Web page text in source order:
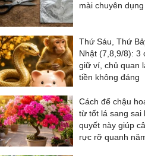
mài chuyên dụng
Thứ Sáu, Thứ
Nhật (7,8,9/8): 3
giữ ví, chủ quan
tiền không đáng
Cách để chậu
từ tốt lá sang sai
quyết này giúp
rực rỡ quanh